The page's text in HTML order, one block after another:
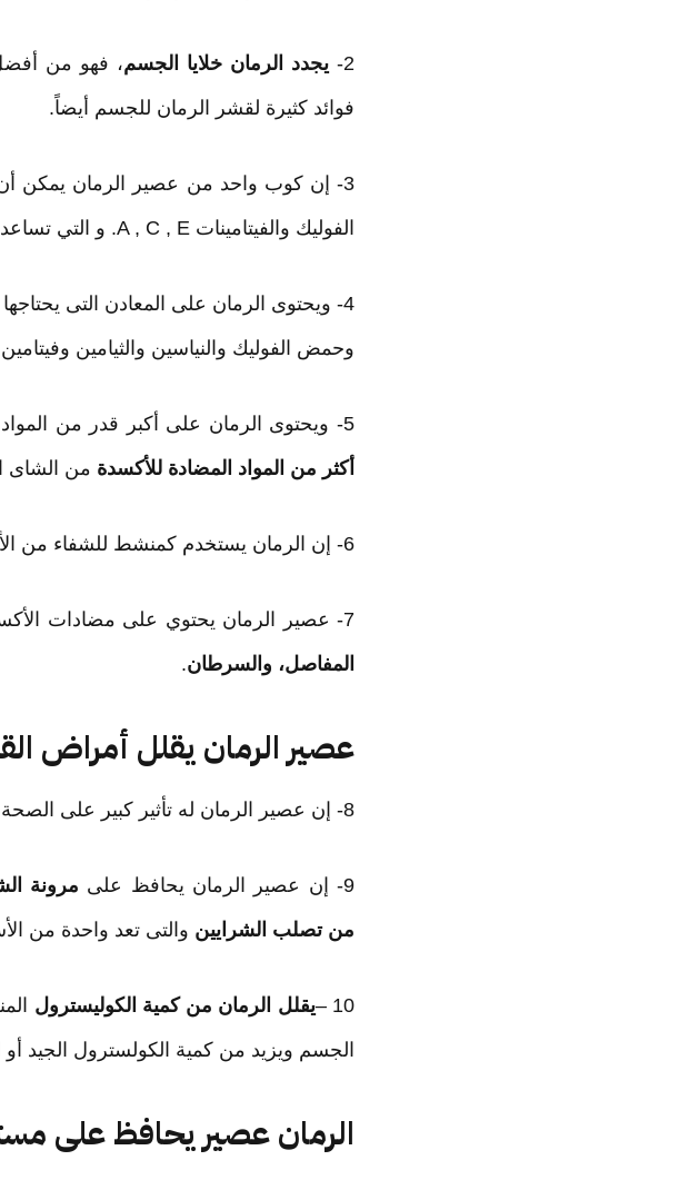
2- يجدد الرمان خلايا الجسم، فهو من
فوائد كثيرة لقشر الرمان للجسم أيضاً.
الفوليك والفيتامينات A , C , E. و التي تساعد على
4- ويحتوى الرمان على المعادن التى
وحمض الفوليك والنياسين والثيامين
5- ويحتوى الرمان على أكبر قدر من المواد المضادة للتأكسد، فهو يحتوى على ما يقرب من
أكثر من المواد المضادة للأكسدة من الشاى
6- إن الرمان يستخدم كمنشط للشفاء من الأمراض مثل
7- عصير الرمان يحتوي على مضادات الأكسدة التي توفر
المفاصل، والسرطان.
عصير الرمان يقلل أمراض
8- إن عصير الرمان له تأثير كبير على الصحة، وخاصة على
9- إن عصير الرمان يحافظ على مرونة
من تصلب الشرايين والتى تعد واحدة من
10 – يقلل الرمان من كمية الكوليسترول
الجسم ويزيد من كمية الكولسترول الجيد أو
الرمان عصير يحافظ على